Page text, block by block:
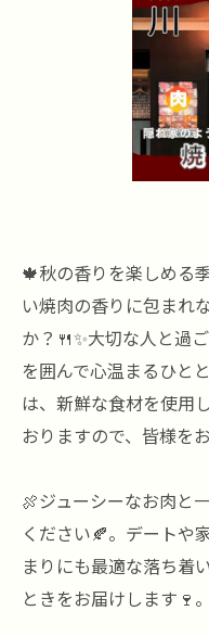
🍁秋の香りを楽しめる
い焼肉の香りに包まれ
か？🍴✨大切な人と過
を囲んで心温まるひと
は、新鮮な食材を使用
おりますので、皆様を
🍖ジューシーなお肉と
ください🍂。デートや
まりにも最適な落ち着
ときをお届けします🍷